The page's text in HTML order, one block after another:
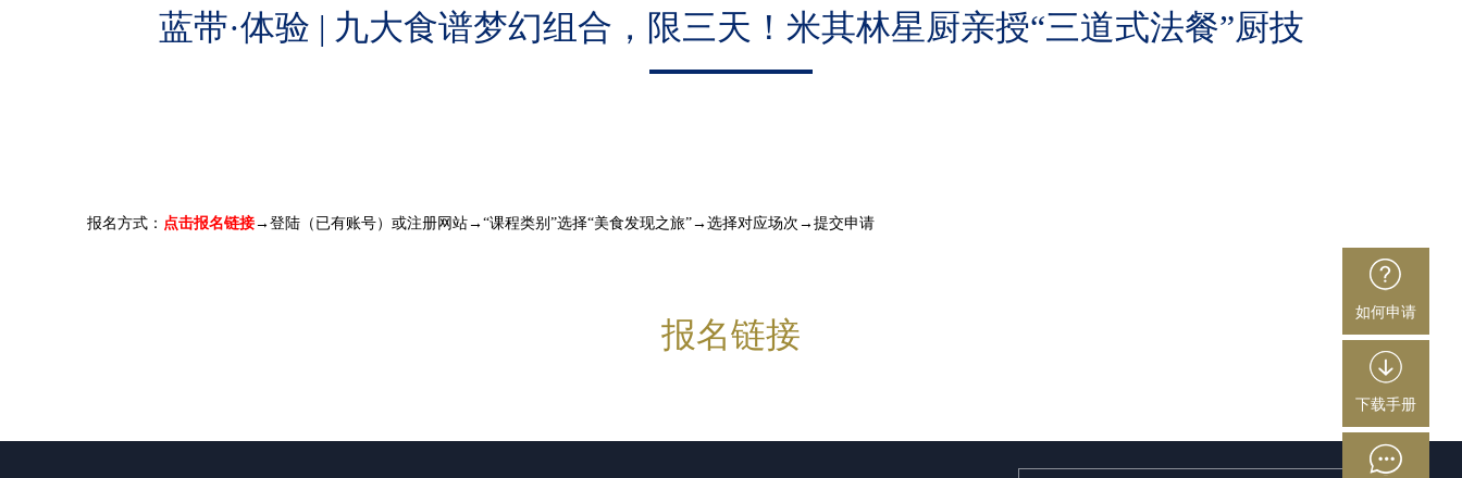
如何申请
下载手册
蓝带·体验 | 九大食谱梦幻组合，限三天！米其林星厨亲授“三道式法餐”厨技
报名方式： 点击报名链接→登陆（已有账号）或注册网站→“课程类别”选择“美食发现之旅”→选择对应场次→提交申请
报名链接